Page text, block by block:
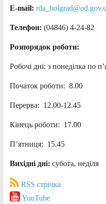
E-mail:
Телефон: (04846) 4-24-82
Розпорядок роботи:
Робочі дні: з понеділка по
Початок роботи: 8.00
Перерва: 12.00-12.45
Кінець роботи: 17.00
П’ятниця: 15.45
Вихідні дні: субота, неділя
RSS стрічка
YouTube